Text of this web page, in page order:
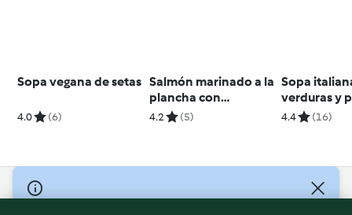
Sopa vegana de setas
4.0 (6)
Salmón marinado a la
plancha con
ensalada
4.2 (5)
Sopa
verduras y
4.4 (16)
© Copyright 2026